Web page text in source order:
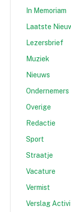
In Memoriam
Laatste
Lezersbrief
Muziek
Nieuws
Ondernemers
Overige
Redactie
Sport
Straatje
Vacature
Vermist
Verslag